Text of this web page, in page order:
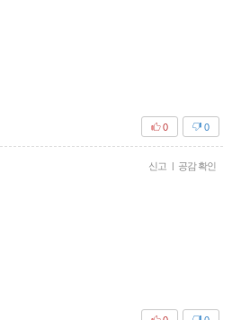
0
0
신고 | 공감 확인